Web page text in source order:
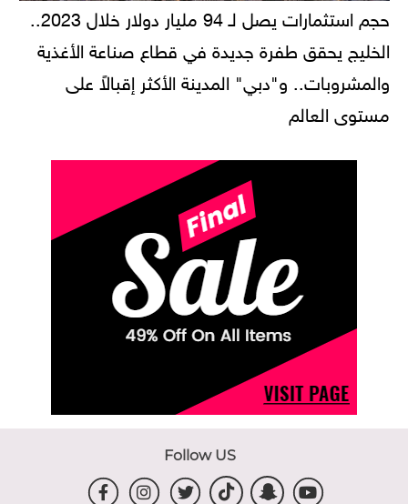
حجم استثمارات يصل لـ 94 مليار دولار خلال 2023..
الخليج يحقق طفرة جديدة في قطاع صناعة الأغذية
والمشروبات.. و"دبي" المدينة الأكثر إقبالاً على
مستوى العالم
Follow US